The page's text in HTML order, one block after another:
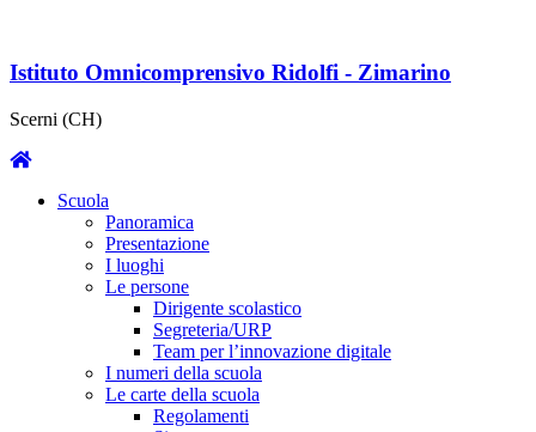
Istituto Omnicomprensivo Ridolfi - Zimarino
Scerni (CH)
Scuola
Panoramica
Presentazione
I luoghi
Le persone
Dirigente scolastico
Segreteria/URP
Team per l’innovazione digitale
I numeri della scuola
Le carte della scuola
Regolamenti